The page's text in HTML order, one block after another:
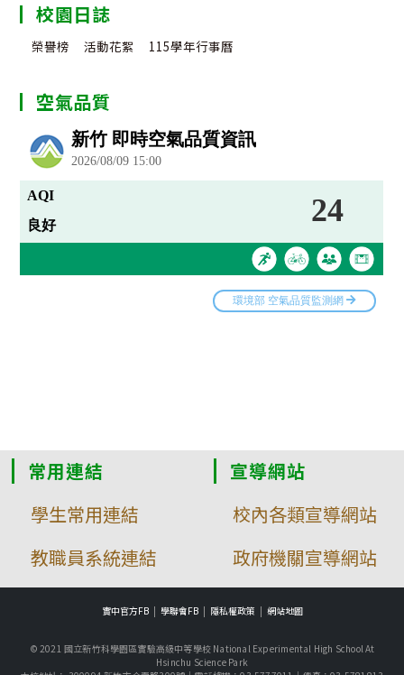
校園日誌
榮譽榜 活動花絮 115學年行事曆
空氣品質
常用連結
學生常用連結
教職員系統連結
宣導網站
校內各類宣導網站
政府機關宣導網站
實中官方FB 學聯會FB 隱私權政策 網站地圖
© 2021 國立新竹科學園區實驗高級中等學校 National Experimental High School At
Hsinchu Science Park